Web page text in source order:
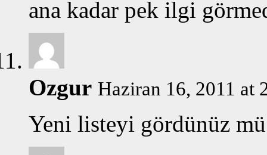
ana kadar pek ilgi
Ozgur Haziran 16, 2011 at
Yeni listeyi gördünüz